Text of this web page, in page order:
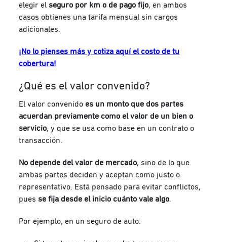
elegir elseguro por km o de pago fijo, en ambos
casos obtienes una tarifa mensual sin cargos
adicionales.
¡No lo pienses más y cotiza aquí el costo de tu
cobertura!
¿Qué es el valor convenido?
El valor convenidoes un monto que dos partes
acuerdan previamente como el valor de un bien o
servicio, y que se usa como base en un contrato o
transacción.
No depende del valor de mercado, sino de lo que
ambas partes deciden y aceptan como justo o
representativo. Está pensado para evitar conflictos,
puesse fija desde el inicio cuánto vale algo.
Por ejemplo, en un seguro de auto: